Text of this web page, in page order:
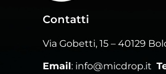
Contatti
Via Gobetti, 15– 40129
Email: info@micdrop.it